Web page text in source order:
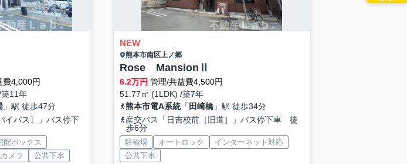
費4,000円
11年
」駅 徒歩47分
イパス〕」バス停下
配ボックス
メラ 公共下水
NEW
熊本市南区上ノ郷
Rose MansionⅡ
6.2万円 管理/共益費4,500円
51.77㎡ (1LDK) /築7年
熊本市電A系統「 田崎橋」駅 徒歩34分
産交バス「日吉校前［旧道］」バス停下車 徒
歩6分
駐輪場 オートロック
インターネット対応
公共下水